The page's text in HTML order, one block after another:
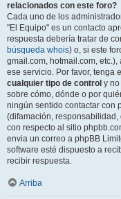
relacionados con este foro?
Cada uno de los
"El Equipo" es un contacto
respuesta debería tratar de
búsqueda whois) o, si este
gmail.com, hotmail.com,
ese servicio. Por favor, tenga
cualquier tipo de control y
sobre cómo, dónde o por
ningún sentido contactar con
(difamación, responsabilidad,
con respecto al sitio
envia un correo a phpBB
software esté dispuesto a
recibir respuesta.
Arriba